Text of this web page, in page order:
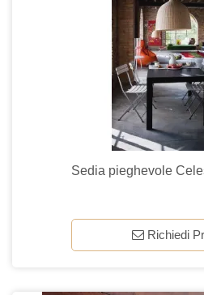
Sedia pieghevole
Richiedi